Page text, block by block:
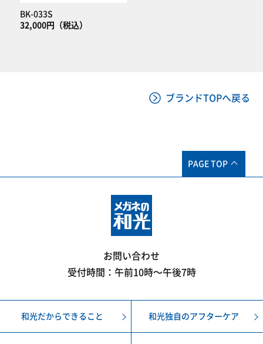
BK-033S
32,000円（税込）
ブランドTOPへ戻る
PAGE TOP
お問い合わせ
受付時間：午前10時〜午後7時
和光だからできること 和光独自のアフターケア